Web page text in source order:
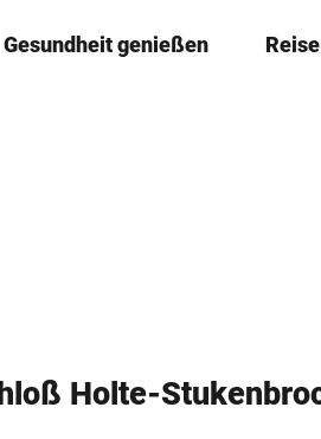
Gesundheit genießen
Holte-